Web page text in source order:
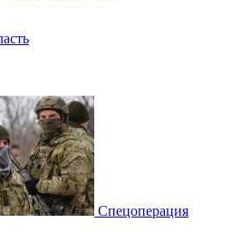
Спецоперация